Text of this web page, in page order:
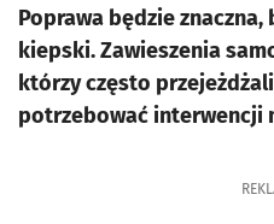
Poprawa będzie znaczna,
kiepski. Zawieszenia
którzy często
potrzebować interwencji